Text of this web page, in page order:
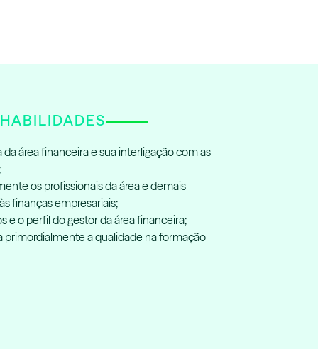
área financeira e sua interligação com as
os profissionais da área e demais
finanças empresariais;
e o perfil do gestor da área financeira;
primordialmente a qualidade na formação